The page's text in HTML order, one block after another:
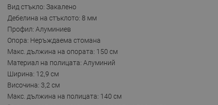
Вид стъкло: Закалено
Дебелина на стъклото: 8 мм
Профил: Алуминиев
Опора: Неръждаема стомана
Макс. дължина на опората: 150 см
Материал на полицата: Алуминий
Ширина: 12,9 см
Височина: 3,2 см
Макс. дължина на полицата: 140 см